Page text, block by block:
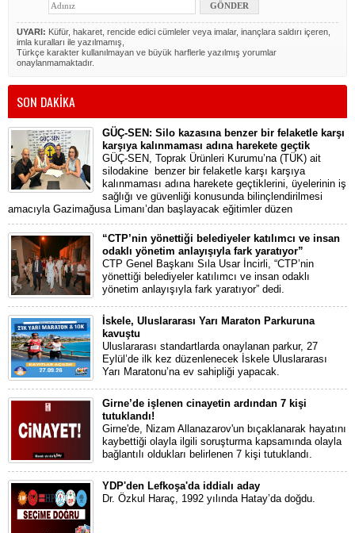
UYARI: Küfür, hakaret, rencide edici cümleler veya imalar, inançlara saldırı içeren,
imla kuralları ile yazılmamış,
Türkçe karakter kullanılmayan ve büyük harflerle yazılmış yorumlar
onaylanmamaktadır.
SON DAKİKA
GÜÇ-SEN: Silo kazasına benzer bir felaketle karşı
karşıya kalınmaması adına harekete geçtik
GÜÇ-SEN, Toprak Ürünleri Kurumu’na (TÜK) ait
silodakine benzer bir felaketle karşı karşıya
kalınmaması adına harekete geçtiklerini, üyelerinin iş
sağlığı ve güvenliği konusunda bilinçlendirilmesi
amacıyla Gazimağusa Limanı’dan başlayacak eğitimler düzen
“CTP’nin yönettiği belediyeler katılımcı ve insan
odaklı yönetim anlayışıyla fark yaratıyor”
CTP Genel Başkanı Sıla Usar İncirli, “CTP’nin
yönettiği belediyeler katılımcı ve insan odaklı
yönetim anlayışıyla fark yaratıyor” dedi.
İskele, Uluslararası Yarı Maraton Parkuruna
kavuştu
Uluslararası standartlarda onaylanan parkur, 27
Eylül’de ilk kez düzenlenecek İskele Uluslararası
Yarı Maratonu’na ev sahipliği yapacak.
Girne’de işlenen cinayetin ardından 7 kişi
tutuklandı!
Girne'de, Nizam Allanazarov'un bıçaklanarak hayatını
kaybettiği olayla ilgili soruşturma kapsamında olayla
bağlantılı oldukları belirlenen 7 kişi tutuklandı.
YDP'den Lefkoşa'da iddialı aday
Dr. Özkul Haraç, 1992 yılında Hatay’da doğdu.